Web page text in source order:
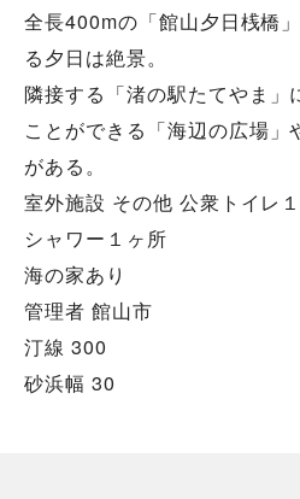
全長400mの「館山夕日桟橋
る夕日は絶景。
隣接する「渚の駅たてやま」
ことができる「海辺の広場
がある。
室外施設 その他 公衆トイレ
シャワー１ヶ所
海の家あり
管理者 館山市
汀線 300
砂浜幅 30